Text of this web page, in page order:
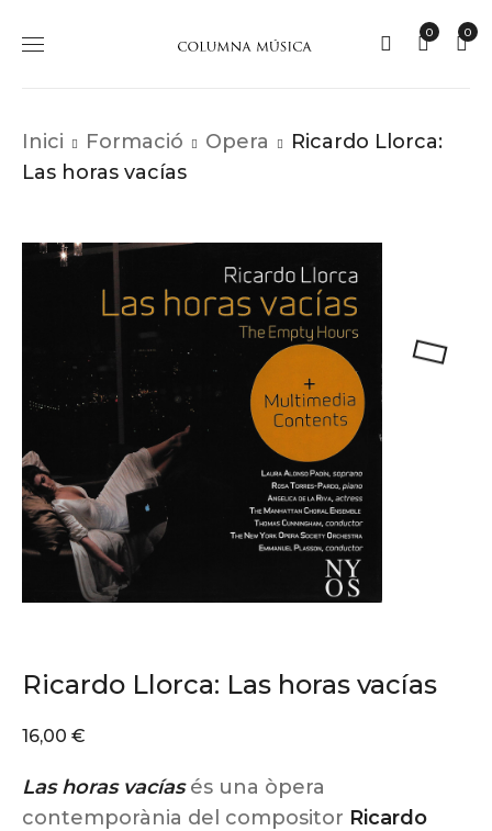
0
0
Inici Formació Opera
Ricardo Llorca:
Las horas vacías
Ricardo Llorca: Las horas vacías
16,00 €
Las horas vacíasés una òpera
contemporània del compositor Ricardo